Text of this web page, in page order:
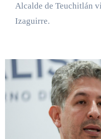
Alcalde de Teuchitlán
Izaguirre.